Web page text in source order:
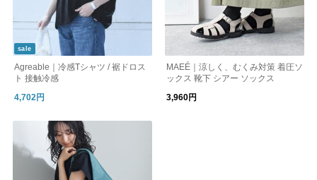
sale
Agreable｜冷感Tシャツ / 裾ドロス
ト 接触冷感
4,702円
MAEÉ｜涼しく、むくみ対策 着圧ソ
ックス 靴下 シアー ソックス
3,960円